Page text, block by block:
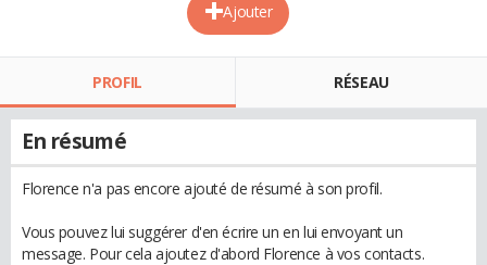
Ajouter
PROFIL RÉSEAU
En résumé
Florence n'a pas encore ajouté de résumé à son profil.
Vous pouvez lui suggérer d'en écrire un en lui envoyant un
message. Pour cela ajoutez d'abord Florence à vos contacts.